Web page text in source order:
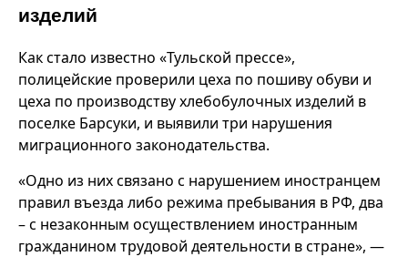
изделий
Как стало известно «Тульской прессе»,
полицейские проверили цеха по пошиву обуви и
цеха по производству хлебобулочных изделий в
поселке Барсуки, и выявили три нарушения
миграционного законодательства.
«Одно из них связано с нарушением иностранцем
правил въезда либо режима пребывания в РФ, два
– с незаконным осуществлением иностранным
гражданином трудовой деятельности в стране», —